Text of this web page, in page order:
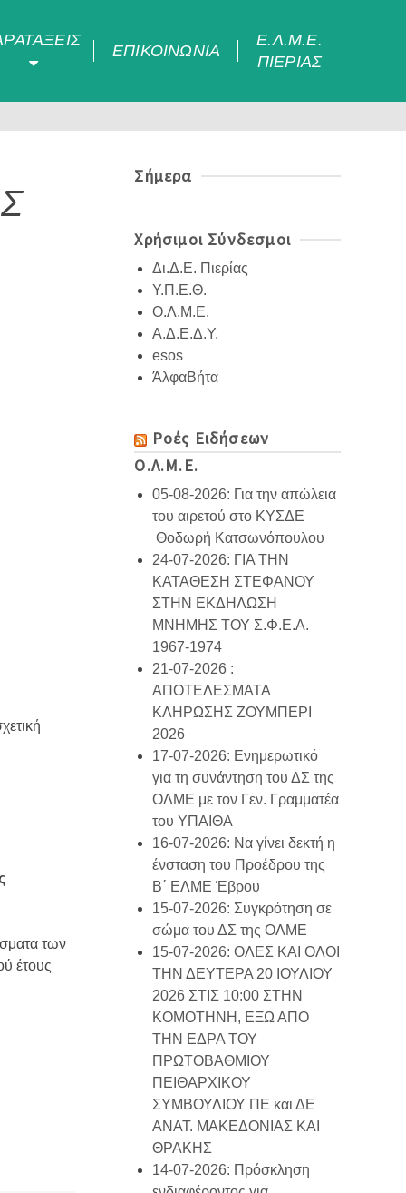
ΕΠΙΚΟΙΝΩΝΊΑ
Ε.Λ.Μ.Ε.
ΠΙΕΡΊΑΣ
των
έτους
Σήμερα
Χρήσιμοι Σύνδεσμοι
Δι.Δ.Ε. Πιερίας
Υ.Π.Ε.Θ.
Ο.Λ.Μ.Ε.
Α.Δ.Ε.Δ.Υ.
esos
ΆλφαΒήτα
Ροές Ειδήσεων
Ο.Λ.Μ.Ε.
05-08-2026: Για την απώλεια
του αιρετού στο ΚΥΣΔΕ
Θοδωρή Κατσωνόπουλου
24-07-2026: ΓΙΑ ΤΗΝ
ΚΑΤΑΘΕΣΗ ΣΤΕΦΑΝΟΥ
ΣΤΗΝ ΕΚΔΗΛΩΣΗ
ΜΝΗΜΗΣ ΤΟΥ Σ.Φ.Ε.Α.
1967-1974
21-07-2026 :
ΑΠΟΤΕΛΕΣΜΑΤΑ
ΚΛΗΡΩΣΗΣ ΖΟΥΜΠΕΡΙ
2026
17-07-2026: Ενημερωτικό
για τη συνάντηση του ΔΣ της
ΟΛΜΕ με τον Γεν. Γραμματέα
του ΥΠΑΙΘΑ
16-07-2026: Να γίνει δεκτή η
ένσταση του Προέδρου της
Β΄ ΕΛΜΕ Έβρου
15-07-2026: Συγκρότηση σε
σώμα του ΔΣ της ΟΛΜΕ
15-07-2026: ΟΛΕΣ ΚΑΙ ΟΛΟΙ
ΤΗΝ ΔΕΥΤΕΡΑ 20 ΙΟΥΛΙΟΥ
2026 ΣΤΙΣ 10:00 ΣΤΗΝ
ΚΟΜΟΤΗΝΗ, ΕΞΩ ΑΠΟ
ΤΗΝ ΕΔΡΑ ΤΟΥ
ΠΡΩΤΟΒΑΘΜΙΟΥ
ΠΕΙΘΑΡΧΙΚΟΥ
ΣΥΜΒΟΥΛΙΟΥ ΠΕ και ΔΕ
ΑΝΑΤ. ΜΑΚΕΔΟΝΙΑΣ ΚΑΙ
ΘΡΑΚΗΣ
14-07-2026: Πρόσκληση